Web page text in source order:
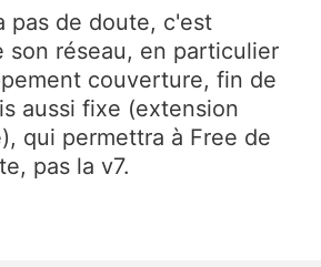
pas de doute, c'est
son réseau, en particulier
couverture, fin de
aussi fixe (extension
qui permettra à Free de
pas la v7.